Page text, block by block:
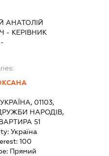
АНАТОЛІЙ
- КЕРІВНИК
УКРАЇНА, 01103,
НАРОДІВ,
51
Україна
100
Прямий